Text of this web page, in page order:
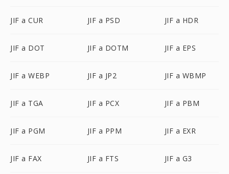
JIF a CUR JIF a PSD JIF a HDR
JIF a DOT JIF a DOTM JIF a EPS
JIF a WEBP JIF a JP2 JIF a WBMP
JIF a TGA JIF a PCX JIF a PBM
JIF a PGM JIF a PPM JIF a EXR
JIF a FAX JIF a FTS JIF a G3